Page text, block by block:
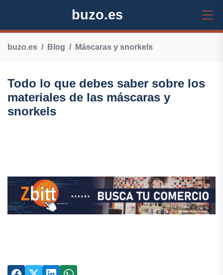
buzo.es
buzo.es Blog Máscaras y snorkels
Todo lo que debes saber sobre los
materiales de las máscaras y
snorkels